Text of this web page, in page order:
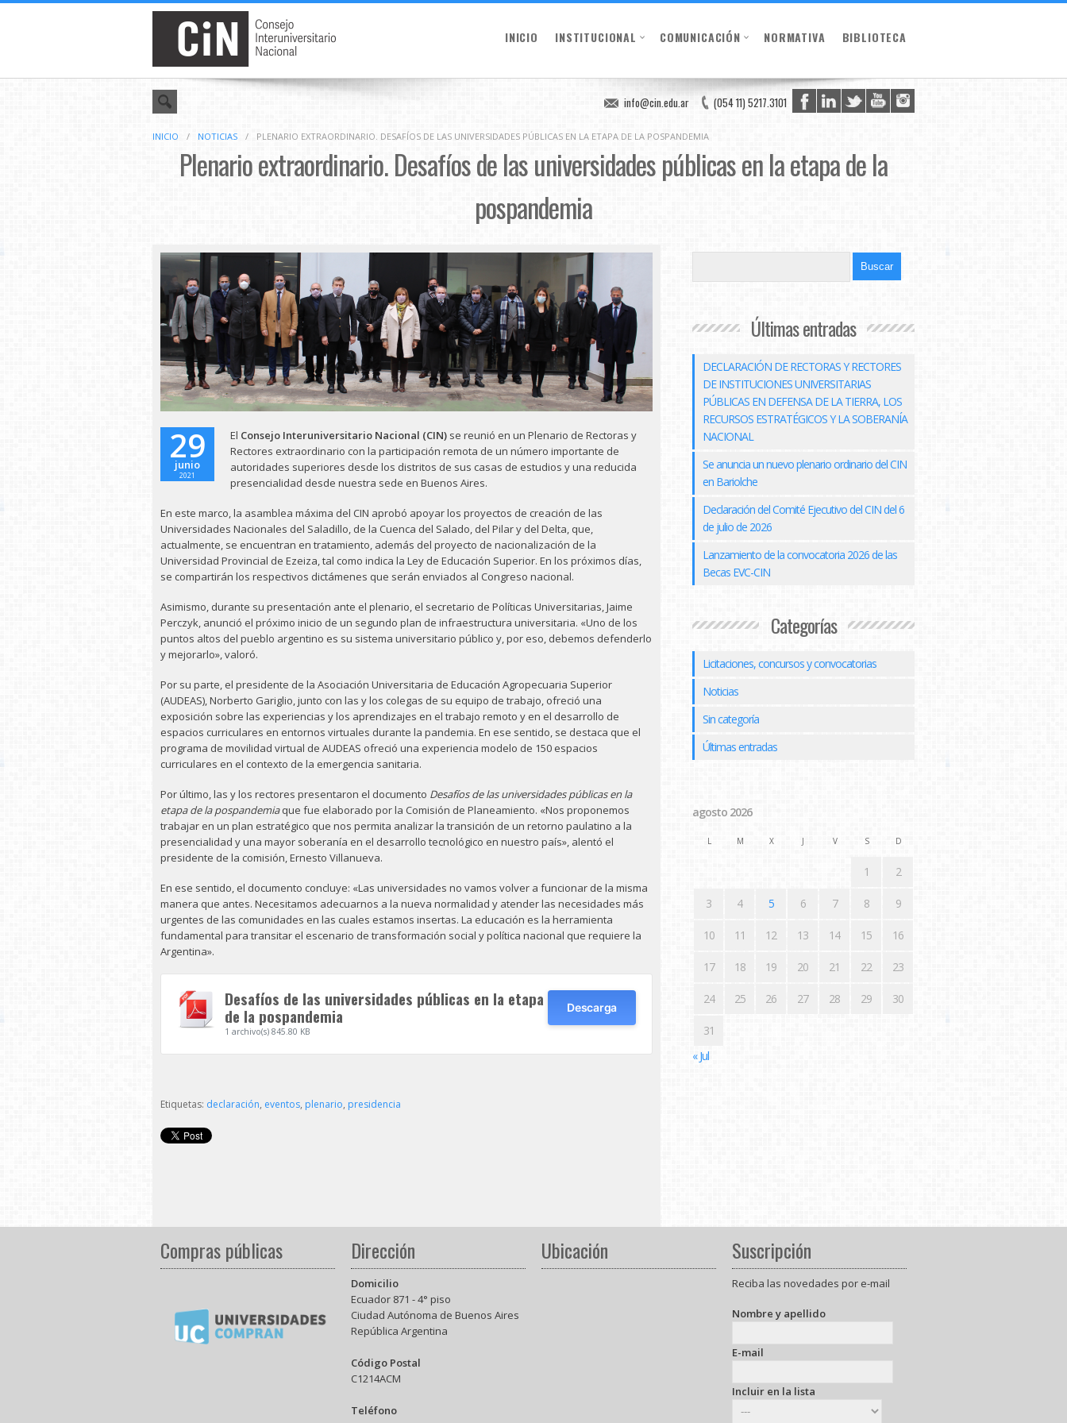
INICIO INSTITUCIONAL COMUNICACIÓN NORMATIVA BIBLIOTECA
(054 11) 5217.3101
info@cin.edu.ar
INICIO / NOTICIAS / PLENARIO EXTRAORDINARIO. DESAFÍOS DE LAS UNIVERSIDADES PÚBLICAS EN LA ETAPA DE LA POSPANDEMIA
Plenario extraordinario. Desafíos de las universidades públicas en la etapa de la
pospandemia
29
junio
2021
El Consejo Interuniversitario Nacional (CIN) se reunió en un Plenario de Rectoras y
Rectores extraordinario con la participación remota de un número importante de
autoridades superiores desde los distritos de sus casas de estudios y una reducida
presencialidad desde nuestra sede en Buenos Aires.
En este marco, la asamblea máxima del CIN aprobó apoyar los proyectos de creación de las
Universidades Nacionales del Saladillo, de la Cuenca del Salado, del Pilar y del Delta, que,
actualmente, se encuentran en tratamiento, además del proyecto de nacionalización de la
Universidad Provincial de Ezeiza, tal como indica la Ley de Educación Superior. En los próximos días,
se compartirán los respectivos dictámenes que serán enviados al Congreso nacional.
Asimismo, durante su presentación ante el plenario, el secretario de Políticas Universitarias, Jaime
Perczyk, anunció el próximo inicio de un segundo plan de infraestructura universitaria. «Uno de los
puntos altos del pueblo argentino es su sistema universitario público y, por eso, debemos defenderlo
y mejorarlo», valoró.
Por su parte, el presidente de la Asociación Universitaria de Educación Agropecuaria Superior
(AUDEAS), Norberto Gariglio, junto con las y los colegas de su equipo de trabajo, ofreció una
exposición sobre las experiencias y los aprendizajes en el trabajo remoto y en el desarrollo de
espacios curriculares en entornos virtuales durante la pandemia. En ese sentido, se destaca que el
programa de movilidad virtual de AUDEAS ofreció una experiencia modelo de 150 espacios
curriculares en el contexto de la emergencia sanitaria.
Por último, las y los rectores presentaron el documento Desafíos de las universidades públicas en la
etapa de la pospandemiaque fue elaborado por la Comisión de Planeamiento. «Nos proponemos
trabajar en un plan estratégico que nos permita analizar la transición de un retorno paulatino a la
presencialidad y una mayor soberanía en el desarrollo tecnológico en nuestro país», alentó el
presidente de la comisión, Ernesto Villanueva.
En ese sentido, el documento concluye: «Las universidades no vamos volver a funcionar de la misma
manera que antes. Necesitamos adecuarnos a la nueva normalidad y atender las necesidades más
urgentes de las comunidades en las cuales estamos insertas. La educación es la herramienta
fundamental para transitar el escenario de transformación social y política nacional que requiere la
Argentina».
Desafíos de las universidades públicas en la etapa
de la pospandemia
1 archivo(s) 845.80 KB
Descarga
Etiquetas: declaración, eventos, plenario, presidencia
Últimas entradas
DECLARACIÓN DE RECTORAS Y RECTORES
DE INSTITUCIONES UNIVERSITARIAS
PÚBLICAS EN DEFENSA DE LA TIERRA, LOS
RECURSOS ESTRATÉGICOS Y LA SOBERANÍA
NACIONAL
Se anuncia un nuevo plenario ordinario del CIN
en Bariolche
Declaración del Comité Ejecutivo del CIN del 6
de julio de 2026
Lanzamiento de la convocatoria 2026 de las
Becas EVC-CIN
Categorías
Licitaciones, concursos y convocatorias
Noticias
Sin categoría
Últimas entradas
agosto 2026
L M X J V S D
1 2
3 4 5 6 7 8 9
10 11 12 13 14 15 16
17 18 19 20 21 22 23
24 25 26 27 28 29 30
31
« Jul
Compras públicas Dirección
Domicilio
Ecuador 871 - 4° piso
Ciudad Autónoma de Buenos Aires
República Argentina
Código Postal
C1214ACM
Teléfono
Ubicación Suscripción
Reciba las novedades por e-mail
Nombre y apellido
E-mail
Incluir en la lista